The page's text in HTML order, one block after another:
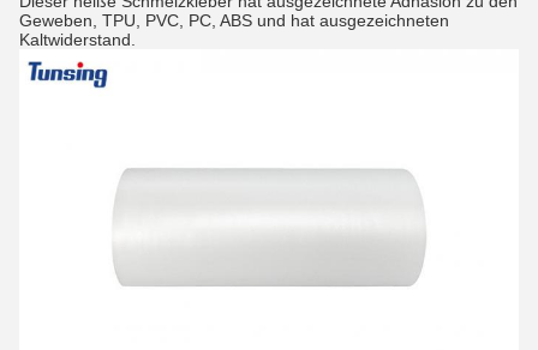
Geweben, TPU, PVC, PC, ABS und hat ausgezeichneten
Kaltwiderstand.